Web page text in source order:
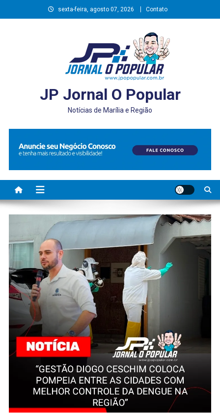
to
sexta-feira, agosto 07, 2026 Contato
JP Jornal O Popular
Notícias de Marília e Região